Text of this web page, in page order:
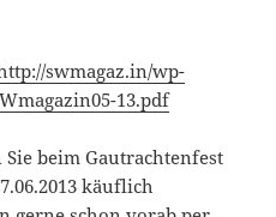
swmagaz.in/wp-
13.pdf
beim Gautrachtenfest
käuflich